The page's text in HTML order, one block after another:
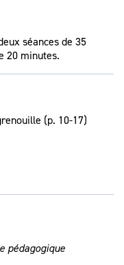
chez les
des milieux
devant les
à justifier un
séances de 35
20 minutes.
(p. 10-17)
pédagogique